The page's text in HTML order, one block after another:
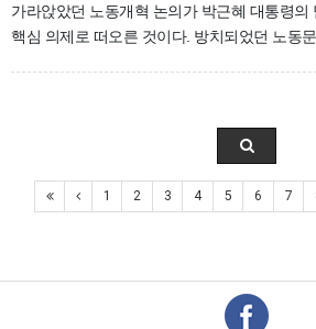
가라앉았던 노동개혁 논의가 박근혜 대통령의
핵심 의제로 떠오른 것이다. 방치되었던 노동
1 2 3 4 5 6 7